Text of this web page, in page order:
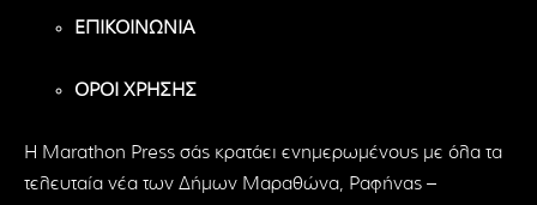
ΕΠΙΚΟΙΝΩΝΙΑ
ΟΡΟΙ ΧΡΗΣΗΣ
H Marathon Press σάς κρατάει ενημερωμένους με όλα τα
τελευταία νέα των Δήμων Μαραθώνα, Ραφήνας –